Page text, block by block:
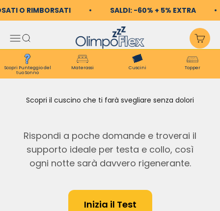
Vai al contenuto
O RIMBORSATI SALDI: -60% + 5% EXTRA
Apri il menu di
Mostra il menu di
OlimpoFlex
Scopri Punteggio del
tuo Sonno
Materassi Cuscini Topper
Scopri il cuscino che ti farà svegliare senza dolori
Rispondi a poche domande e troverai il
supporto ideale per testa e collo, così
ogni notte sarà davvero rigenerante.
Inizia il Test